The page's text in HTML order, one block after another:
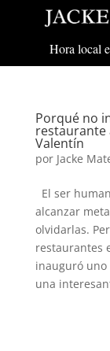
Hora local
Porqué no
restaurante
Valentín
por Jacke
El ser
alcanzar
olvidarlas.
restaurantes
inauguró uno
una